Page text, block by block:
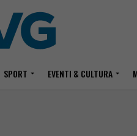
SPORT EVENTI & CULTURA